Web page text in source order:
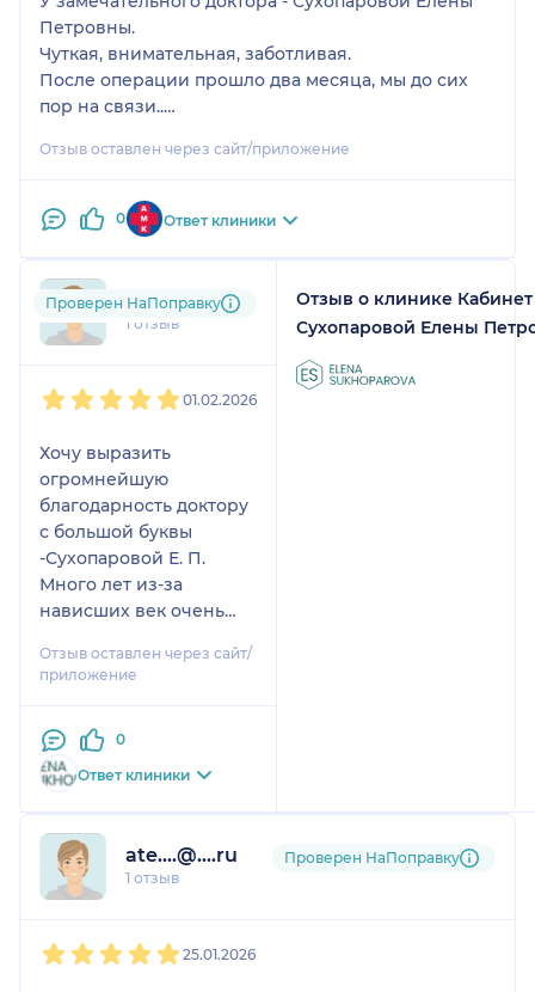
внутри — молодой и энергичной!
Петровны.
Чуткая, внимательная, заботливая.
После операции прошло два месяца, мы до сих
пор на связи..
душой.
15 лет, как рукой сняло.
Однозначно рекомендую Елену Петровну! Она
Отзыв оставлен через сайт/приложение
0 Ответ клиники
+7xxxxxxxx10
1 отзыв
Проверен НаПоправку
01.02.2026
Хочу выразить
огромнейшую
благодарность доктору
с большой буквы
-Сухопаровой Е. П.
Много лет из-за
нависших век очень
глазам(постоянно
сонное состояние),
решилась на операцию,
хотя очень боялась. Но
пациентам и большому
профессионализму, всё
прошло замечательно.
открытый (лёгкий)
Отзыв оставлен через сайт/
приложение
0
Ответ клиники
Отзыв о клинике Кабинет
Сухопаровой Елены
ate....@....ru
1 отзыв
Проверен НаПоправку
25.01.2026